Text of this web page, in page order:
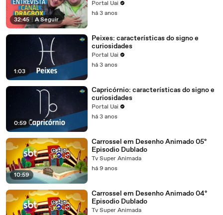
32:45 | A Seguir
Portal Uai
há 3 anos
1:03
Peixes: características do signo e
curiosidades
Portal Uai
há 3 anos
0:59
Capricórnio: características do signo e
curiosidades
Portal Uai
há 3 anos
10:59
Carrossel em Desenho Animado 05º
Episodio Dublado
Tv Super Animada
há 9 anos
Carrossel em Desenho Animado 04º
Episodio Dublado
Tv Super Animada